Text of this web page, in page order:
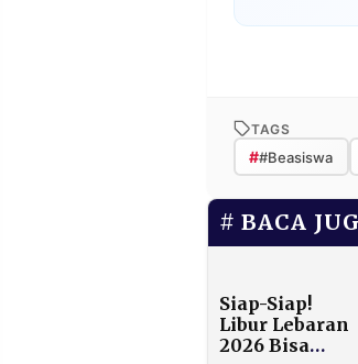
TAGS
##Beasiswa
BACA
Siap-Siap!
Libur Lebaran
2026 Bisa